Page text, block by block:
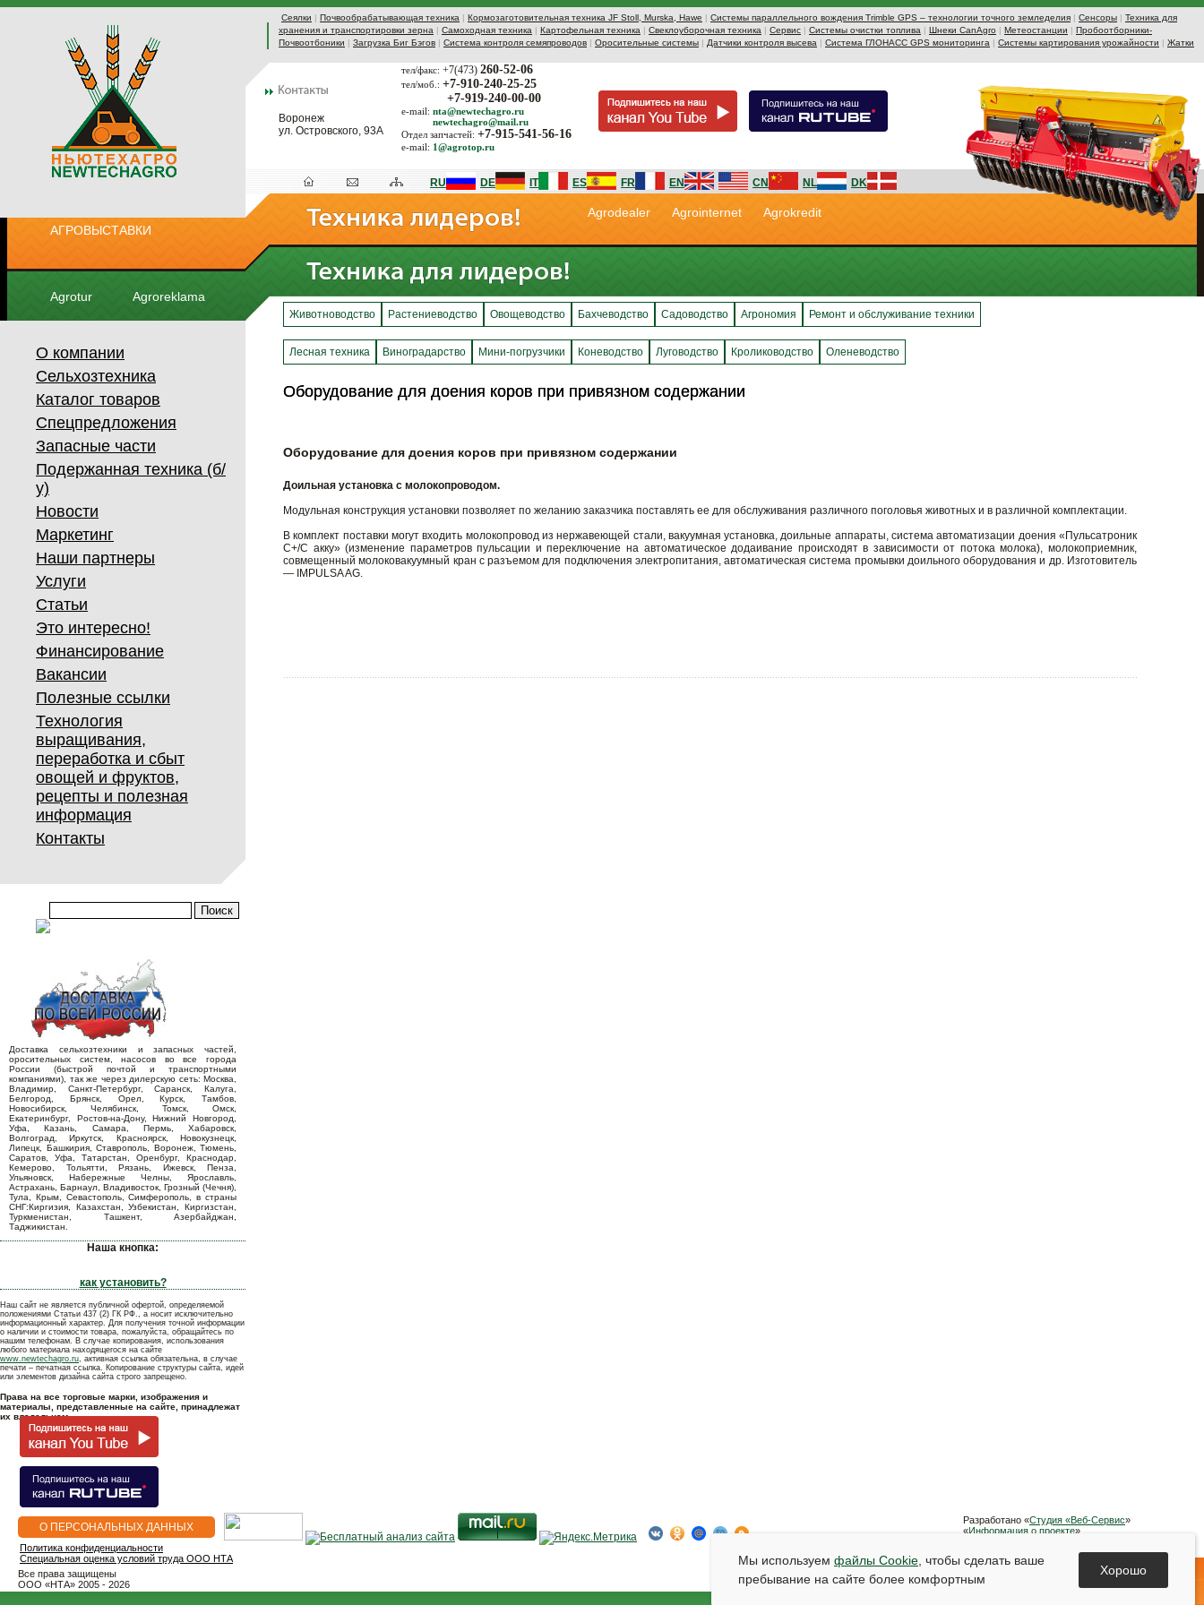
Сеялки | Почвообрабатывающая техника | Кормозаготовительная техника JF Stoll, Murska, Hawe | Системы параллельного вождения Trimble GPS – технологии точного земледелия | Сенсоры | Техника для
хранения и транспортировки зерна | Самоходная техника | Картофельная техника | Свеклоуборочная техника | Сервис | Системы очистки топлива | Шнеки CanAgro | Метеостанции | Пробоотборники-
Почвоотбоники | Загрузка Биг Бэгов | Система контроля семяпроводов | Оросительные системы | Датчики контроля высева | Система ГЛОНАСС GPS мониторинга | Системы картирования урожайности | Жатки
Воронеж
ул. Островского, 93А
тел/факс: +7(473) 260-52-06
тел/моб.: +7-910-240-25-25
+7-919-240-00-00
e-mail: nta@newtechagro.ru
newtechagro@mail.ru
Отдел запчастей: +7-915-541-56-16
e-mail: 1@agrotop.ru
АГРОВЫСТАВКИ
Agrotur Agroreklama
RU DE IT ES FR EN CN NL DK
Agrodealer Agrointernet Agrokredit
О компании
Сельхозтехника
Каталог товаров
Спецпредложения
Запасные части
Подержанная техника (б/
у)
Новости
Маркетинг
Наши партнеры
Услуги
Статьи
Это интересно!
Финансирование
Вакансии
Полезные ссылки
Технология
выращивания,
переработка и сбыт
овощей и фруктов,
рецепты и полезная
информация
Контакты
Доставка сельхозтехники и запасных частей,
оросительных систем, насосов во все города
России (быстрой почтой и транспортными
компаниями), так же через дилерскую сеть: Москва,
Владимир, Санкт-Петербург, Саранск, Калуга,
Белгород, Брянск, Орел, Курск, Тамбов,
Новосибирск, Челябинск, Томск, Омск,
Екатеринбург, Ростов-на-Дону, Нижний Новгород,
Уфа, Казань, Самара, Пермь, Хабаровск,
Волгоград, Иркутск, Красноярск, Новокузнецк,
Липецк, Башкирия, Ставрополь, Воронеж, Тюмень,
Саратов, Уфа, Татарстан, Оренбург, Краснодар,
Кемерово, Тольятти, Рязань, Ижевск, Пенза,
Ульяновск, Набережные Челны, Ярославль,
Астрахань, Барнаул, Владивосток, Грозный (Чечня),
Тула, Крым, Севастополь, Симферополь, в страны
СНГ:Киргизия, Казахстан, Узбекистан, Киргизстан,
Туркменистан, Ташкент, Азербайджан,
Таджикистан.
Наша кнопка:
как установить?
Наш сайт не является публичной офертой, определяемой
положениями Статьи 437 (2) ГК РФ., а носит исключительно
информационный характер. Для получения точной информации
о наличии и стоимости товара, пожалуйста, обращайтесь по
нашим телефонам. В случае копирования, использования
любого материала находящегося на сайте
www.newtechagro.ru, активная ссылка обязательна, в случае
печати – печатная ссылка. Копирование структуры сайта, идей
или элементов дизайна сайта строго запрещено.
Права на все торговые марки, изображения и
материалы, представленные на сайте, принадлежат
их владельцам.
Животноводство Растениеводство Овощеводство Бахчеводство Садоводство Агрономия Ремонт и обслуживание техники
Лесная техника Виноградарство Мини-погрузчики Коневодство Луговодство Кролиководство Оленеводство
Оборудование для доения коров при привязном содержании
Оборудование для доения коров при привязном содержании
Оборудование для доения коров при привязном содержании
Доильная установка с молокопроводом.
Модульная конструкция установки позволяет по желанию заказчика поставлять ее для обслуживания различного поголовья животных и в различной комплектации.
В комплект поставки могут входить молокопровод из нержавеющей стали, вакуумная установка, доильные аппараты, система автоматизации доения «Пульсатроник
С+/С акку» (изменение параметров пульсации и переключение на автоматическое додаивание происходят в зависимости от потока молока), молокоприемник,
совмещенный молоковакуумный кран с разъемом для подключения электропитания, автоматическая система промывки доильного оборудования и др. Изготовитель
— IMPULSA AG.
О ПЕРСОНАЛЬНЫХ ДАННЫХ
Все права защищены
OOO «НТА» 2005 - 2026
Политика конфиденциальности
Специальная оценка условий труда ООО НТА
Разработано «Студия «Веб-Сервис»
«Информация о проекте»
Мы используем файлы Cookie , чтобы сделать ваше
пребывание на сайте более комфортным
Хорошо